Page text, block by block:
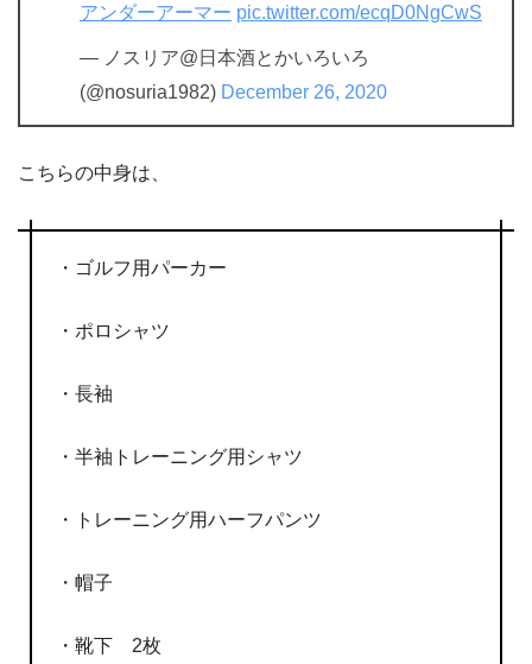
アンダーアーマー pic.twitter.com/ecqD0NgCwS
— ノスリア@日本酒とかいろいろ
(@nosuria1982) December 26, 2020
こちらの中身は、
・ゴルフ用パーカー
・ポロシャツ
・長袖
・半袖トレーニング用シャツ
・トレーニング用ハーフパンツ
・帽子
・靴下 2枚